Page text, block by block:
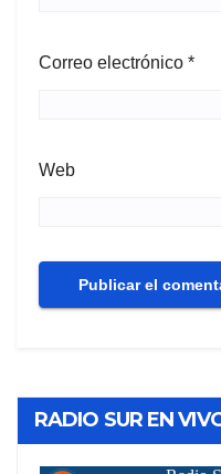
Correo electrónico *
Web
RADIO SUR EN